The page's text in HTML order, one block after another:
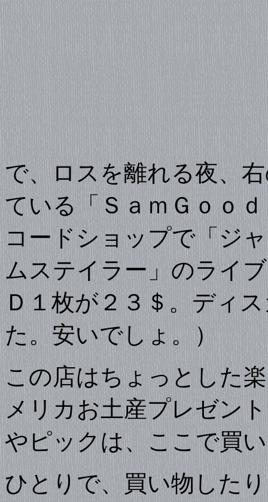
で、ロスを離れる夜、
ている「ＳａｍＧｏｏ
コードショップで「ジ
ムステイラー」のライ
Ｄ１枚が２３＄。ディ
た。安いでしょ。）
この店はちょっとした
メリカお土産プレゼン
やピックは、ここで買
ひとりで、買い物した